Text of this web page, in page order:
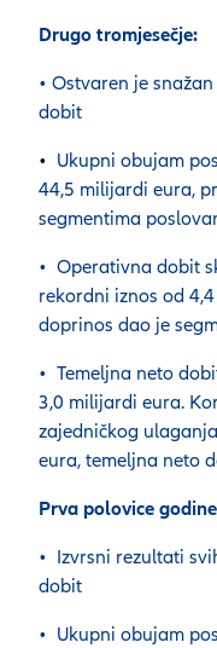
Drugo tromjesečje:
• Ostvaren je
dobit
• Ukupni obujam
44,5 milijardi eura,
segmentima
• Operativna dobit
rekordni iznos od
doprinos dao je
• Temeljna neto
3,0 milijardi eura.
zajedničkog
eura, temeljna neto
Prva polovice
• Izvrsni rezultati
dobit
• Ukupni obujam